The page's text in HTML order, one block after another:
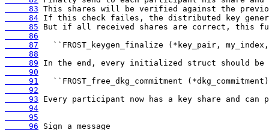
     83
     84
     85
     86
     87
     88
     89
     90
     91
     92
     93
     94
     95
     96